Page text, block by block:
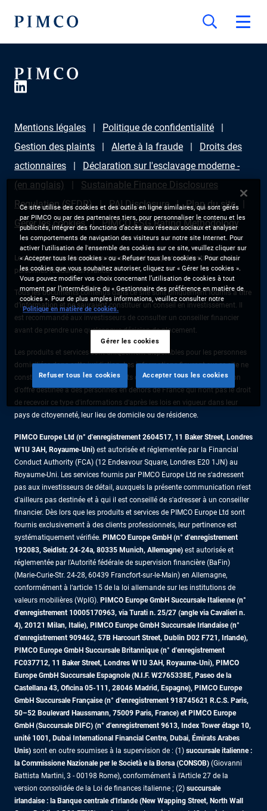
Mentions légales
Politique de confidentialité
Gestion des plaints
Alerte à la fraude
Droits des
actionnaires
Déclaration sur l'esclavage moderne -
(en anglais)
Sustainable Finance Disclosures
Regulation (SFDR)
PAI Disclosure
Plan du site
Gérer les cookies
PIMCO ESG Rating Methodology
Les informations fournies sur ce site sont uniquement destinées aux
personnes résidant en France.
Tous les documents contenus dans ce site sont uniquement fournis à titre
d’information et ne sauraient constituer un conseil en investissement. Il
est recommandé aux investisseurs de consulter un conseiller financier
avant de prendre une quelconque décision de placement.
Les produits et services sont uniquement disponibles pour les personnes
domiciliées dans cette juridiction. Les informations figurant sur ce site ne
constituent pas une offre de produits ou de services ni une sollicitation
d'offre destinée à des personnes en dehors de France qui n'ont pas le droit
de recevoir ce type d'informations d'après les lois en vigueur dans leur
pays de citoyenneté, leur lieu de domicile ou de résidence.
PIMCO Europe Ltd (n° d'enregistrement 2604517, 11 Baker Street, Londres
W1U 3AH, Royaume-Uni) est autorisée et réglementée par la Financial
Conduct Authority (FCA) (12 Endeavour Square, Londres E20 1JN) au
Royaume-Uni. Les services fournis par PIMCO Europe Ltd ne s'adressent
pas aux investisseurs de détail, auxquels la présente communication n'est
d'ailleurs pas destinée et à qui il est conseillé de s'adresser à un conseiller
financier. Dès lors que les produits et services de PIMCO Europe Ltd sont
fournis exclusivement à des clients professionnels, leur pertinence est
systématiquement vérifiée. PIMCO Europe GmbH (n° d'enregistrement
192083, Seidlstr. 24-24a, 80335 Munich, Allemagne) est autorisée et
réglementée par l'Autorité fédérale de supervision financière (BaFin)
(Marie-Curie-Str. 24-28, 60439 Francfort-sur-le-Main) en Allemagne,
conformément à l’article 15 de la loi allemande sur les institutions de
valeurs mobilières (WpIG). PIMCO Europe GmbH Succursale Italienne (n°
d'enregistrement 10005170963, via Turati n. 25/27 (angle via Cavalieri n.
4), 20121 Milan, Italie), PIMCO Europe GmbH Succursale Irlandaise (n°
d'enregistrement 909462, 57B Harcourt Street, Dublin D02 F721, Irlande),
PIMCO Europe GmbH Succursale Britannique (n° d'enregistrement
FC037712, 11 Baker Street, Londres W1U 3AH, Royaume-Uni), PIMCO
Europe GmbH Succursale Espagnole (N.I.F. W2765338E, Paseo de la
Castellana 43, Oficina 05-111, 28046 Madrid, Espagne), PIMCO Europe
GmbH Succursale Française (n° d'enregistrement 918745621 R.C.S. Paris,
50–52 Boulevard Haussmann, 75009 Paris, France) et PIMCO Europe
GmbH (Succursale DIFC) (n° d'enregistrement 9613, Index Tower étage 10,
unité 1001, Dubai International Financial Centre, Dubai, Émirats Arabes
Unis) sont en outre soumises à la supervision de : (1) succursale italienne :
la Commissione Nazionale per le Società e la Borsa (CONSOB) (Giovanni
Battista Martini, 3 - 00198 Rome), conformément à l’Article 27 de la
version consolidée de la Loi de finances italienne ; (2) succursale
irlandaise : la Banque centrale d'Irlande (New Wapping Street, North Wall
Ce site utilise des cookies et des outils en ligne similaires, qui sont gérés
par PIMCO ou par des partenaires tiers, pour personnaliser le contenu et les
publicités, intégrer des fonctions d’accès aux réseaux sociaux et analyser
les comportements de navigation des visiteurs sur notre site Internet. Pour
activer l'utilisation de l'ensemble des cookies sur ce site, veuillez cliquer sur
« Accepter tous les cookies » ou « Refuser tous les cookies ». Pour choisir
les cookies que vous souhaitez autoriser, cliquez sur « Gérer les cookies ».
Vous pouvez modifier vos choix concernant l’utilisation de cookies à tout
moment par l’intermédiaire du « Gestionnaire des préférence en matière de
cookies ». Pour de plus amples informations, veuillez consulter notre
Politique en matière de cookies.
Gérer les cookies
Refuser tous les cookies Accepter tous les cookies